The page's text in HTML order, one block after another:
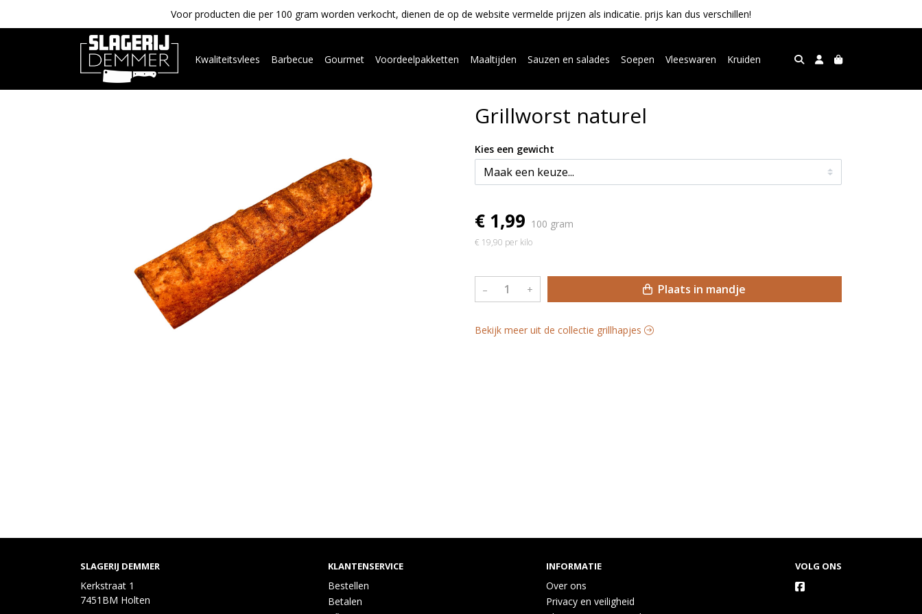
Voor producten die per 100 gram worden verkocht, dienen de op de website vermelde prijzen als indicatie. prijs kan dus verschillen!
Kwaliteitsvlees Barbecue Gourmet Voordeelpakketten Maaltijden Sauzen en salades Soepen Vleeswaren Kruiden
Grillworst naturel
Kies een gewicht
€ 1,99 100 gram
€ 19,90 per kilo
– + Plaats in mandje
Bekijk meer uit de collectie grillhapjes
SLAGERIJ DEMMER
Kerkstraat 1
7451BM Holten
KLANTENSERVICE
Bestellen
Betalen
INFORMATIE
Over ons
Privacy en veiligheid
VOLG ONS